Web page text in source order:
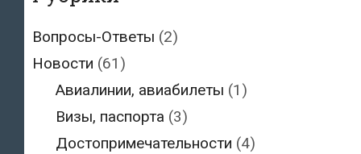
Вопросы-Ответы (2)
Новости (61)
Авиалинии, авиабилеты (1)
Визы, паспорта (3)
Достопримечательности (4)